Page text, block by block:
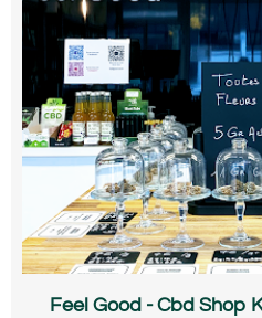
Feel Good - Cbd Shop